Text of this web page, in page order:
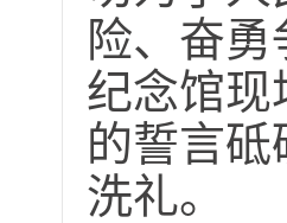
险、奋
纪念馆现
的誓言
洗礼。